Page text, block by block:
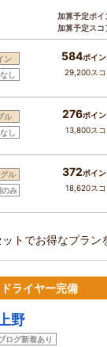
加算予定ポイ
加算予定スコ
ン
し
584ポイ
29,200ス
ル
し
276ポイ
13,800ス
ル
のみ
372ポイ
18,620ス
ットでお得なプラン
ライヤー完備
野
ログ新着あり